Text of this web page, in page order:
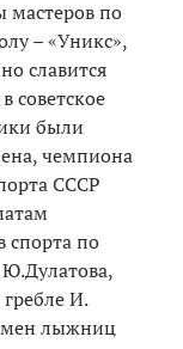
мастеров по
– «Уникс»,
славится
советское
были
чемпиона
СССР
спорта по
И.
лыжниц